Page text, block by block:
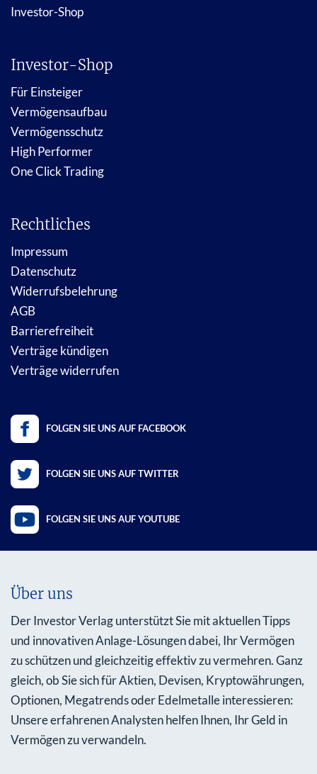
Investor-Shop
Investor-Shop
Für Einsteiger
Vermögensaufbau
Vermögensschutz
High Performer
One Click Trading
Rechtliches
Impressum
Datenschutz
Widerrufsbelehrung
AGB
Barrierefreiheit
Verträge kündigen
Verträge widerrufen
FOLGEN SIE UNS AUF FACEBOOK
FOLGEN SIE UNS AUF TWITTER
FOLGEN SIE UNS AUF YOUTUBE
Über uns
Der Investor Verlag unterstützt Sie mit aktuellen Tipps
und innovativen Anlage-Lösungen dabei, Ihr Vermögen
zu schützen und gleichzeitig effektiv zu vermehren. Ganz
gleich, ob Sie sich für Aktien, Devisen, Kryptowährungen,
Optionen, Megatrends oder Edelmetalle interessieren:
Unsere erfahrenen Analysten helfen Ihnen, Ihr Geld in
Vermögen zu verwandeln.